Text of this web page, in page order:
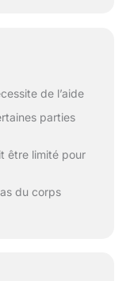
de l’aide
parties
être limité pour
du corps